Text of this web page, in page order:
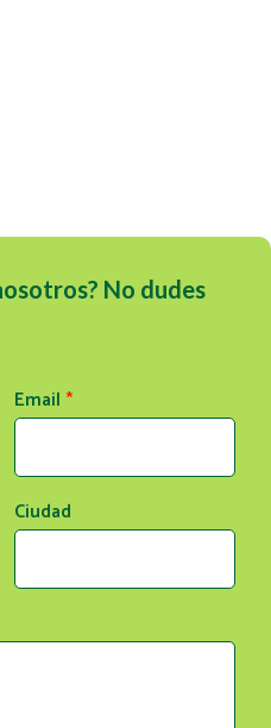
No dudes
Email*
Ciudad